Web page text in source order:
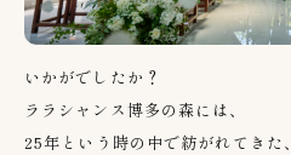
いかがでしたか？
ララシャンス博多の森には、
25年という時の中で紡がれてきた、